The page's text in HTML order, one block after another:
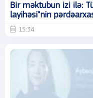
Bir məktubun izi ilə:
layihəsi"nin
15:34